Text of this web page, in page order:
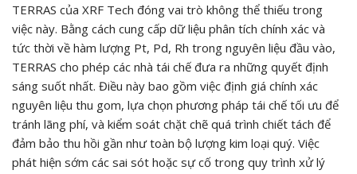
TERRAS của XRF Tech đóng vai trò không thể thiếu trong
việc này. Bằng cách cung cấp dữ liệu phân tích chính xác và
tức thời về hàm lượng Pt, Pd, Rh trong nguyên liệu đầu vào,
TERRAS cho phép các nhà tái chế đưa ra những quyết định
sáng suốt nhất. Điều này bao gồm việc định giá chính xác
nguyên liệu thu gom, lựa chọn phương pháp tái chế tối ưu để
tránh lãng phí, và kiểm soát chặt chẽ quá trình chiết tách để
đảm bảo thu hồi gần như toàn bộ lượng kim loại quý. Việc
phát hiện sớm các sai sót hoặc sự cố trong quy trình xử lý